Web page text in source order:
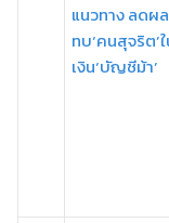
แนวทาง ลดผ
ทบ‘คนสุจริต’
เงิน‘บัญชีม้า’